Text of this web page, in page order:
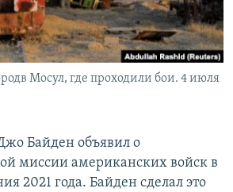
Мосул, где проходили бои. 4 июля
Байден объявил о
миссии американских войск в
2021 года. Байден сделал это